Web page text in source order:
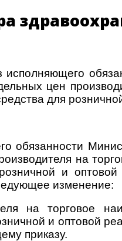
цен
для
обязанности
на
и
изменение:
на торговое
и оптовой
приказу.